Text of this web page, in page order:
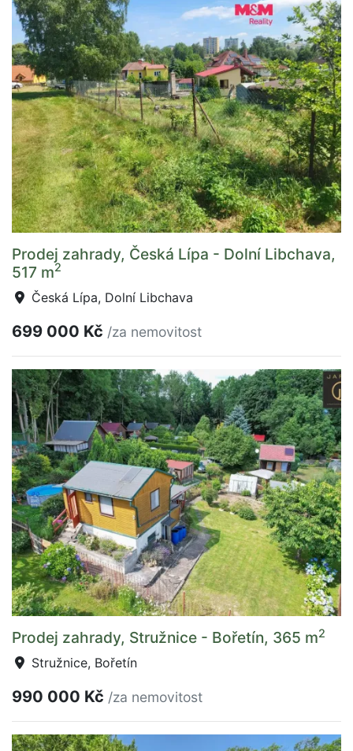
Prodej zahrady, Česká Lípa - Dolní Libchava,
517 m2
Česká Lípa, Dolní Libchava
699 000 Kč /za nemovitost
Prodej zahrady, Stružnice - Bořetín, 365 m2
Stružnice, Bořetín
990 000 Kč /za nemovitost